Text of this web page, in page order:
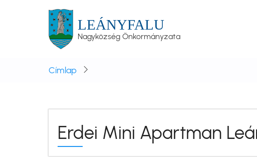
LEÁNYFALU
Nagyközség Önkormányzata
Címlap
Erdei Mini Apartman